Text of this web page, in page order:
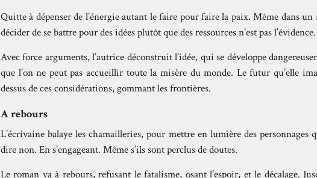
Quitte à dépenser de l’énergie autant le faire pour faire la paix. Même dans un
décider de se battre pour des idées plutôt que des ressources n’est pas l’évidence.
Avec force arguments, l’autrice déconstruit l’idée, qui se développe
que l’on ne peut pas accueillir toute la misère du monde. Le futur qu’elle
dessus de ces considérations, gommant les frontières.
A rebours
L’écrivaine balaye les chamailleries, pour mettre en lumière des personnages
dire non. En s’engageant. Même s’ils sont perclus de doutes.
Le roman va à rebours, refusant le fatalisme, osant l’espoir, et le décalage.